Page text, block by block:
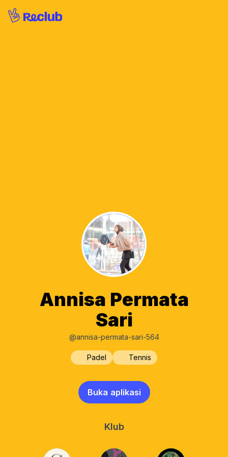
Annisa Permata
Sari
@annisa-permata-sari-564
Padel Tennis
Buka aplikasi
Klub